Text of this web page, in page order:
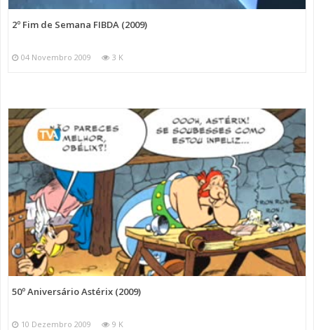
2º Fim de Semana FIBDA (2009)
04 Novembro 2009 3 K
50º Aniversário Astérix (2009)
10 Dezembro 2009 9 K